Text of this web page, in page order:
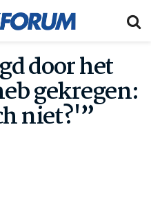
door het
gekregen:
niet?'”